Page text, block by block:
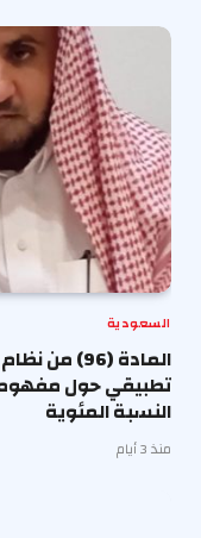
السعودية
المادة (96)
تطبيقي حول مفهوم
النسبة المئوية
منذ 3 أيام